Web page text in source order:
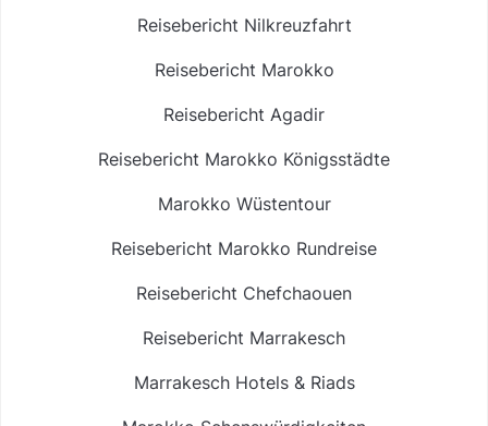
Reisebericht Nilkreuzfahrt
Reisebericht Marokko
Reisebericht Agadir
Reisebericht Marokko Königsstädte
Marokko Wüstentour
Reisebericht Marokko Rundreise
Reisebericht Chefchaouen
Reisebericht Marrakesch
Marrakesch Hotels & Riads